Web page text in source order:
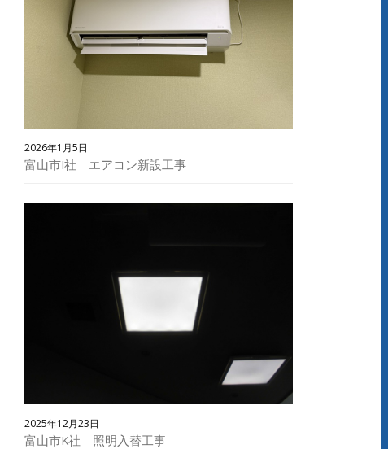
2026年1月5日
富山市I社 エアコン新設工事
2025年12月23日
富山市K社 照明入替工事